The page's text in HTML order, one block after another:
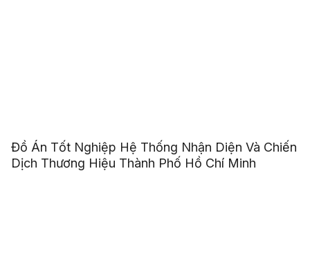
Đồ Án Tốt Nghiệp Hệ Thống Nhận Diện Và Chiến
Dịch Thương Hiệu Thành Phố Hồ Chí Minh